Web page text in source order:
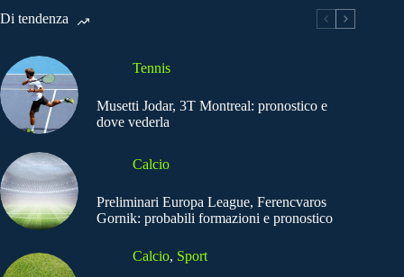
Di tendenza
Tennis
Musetti Jodar, 3T Montreal: pronostico e
dove vederla
Calcio
Preliminari Europa League, Ferencvaros
Gornik: probabili formazioni e pronostico
Calcio, Sport